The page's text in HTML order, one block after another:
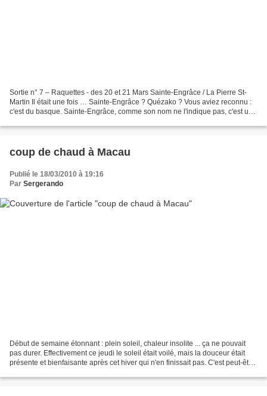
Sortie n° 7 – Raquettes - des 20 et 21 Mars Sainte-Engrâce / La Pierre St-
Martin Il était une fois … Sainte-Engrâce ? Quézako ? Vous aviez reconnu :
c'est du basque. Sainte-Engrâce, comme son nom ne l'indique pas, c'est un
coup de chaud à Macau
Publié le 18/03/2010 à 19:16
Par Sergerando
Début de semaine étonnant : plein soleil, chaleur insolite ... ça ne pouvait
pas durer. Effectivement ce jeudi le soleil était voilé, mais la douceur était
présente et bienfaisante après cet hiver qui n'en finissait pas. C'est peut-être